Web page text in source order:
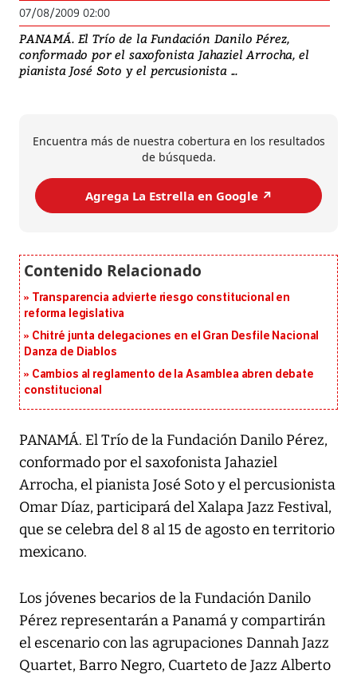
07/08/2009 02:00
PANAMÁ. El Trío de la Fundación Danilo Pérez,
conformado por el saxofonista Jahaziel Arrocha, el
pianista José Soto y el percusionista ...
Encuentra más de nuestra cobertura en los resultados
de búsqueda.
Agrega La Estrella en Google ↗️
Transparencia advierte riesgo constitucional en
reforma legislativa
Chitré junta delegaciones en el Gran Desfile Nacional
Danza de Diablos
Cambios al reglamento de la Asamblea abren debate
constitucional
PANAMÁ. El Trío de la Fundación Danilo Pérez,
conformado por el saxofonista Jahaziel
Arrocha, el pianista José Soto y el percusionista
Omar Díaz, participará del Xalapa Jazz Festival,
que se celebra del 8 al 15 de agosto en territorio
mexicano.
Los jóvenes becarios de la Fundación Danilo
Pérez representarán a Panamá y compartirán
el escenario con las agrupaciones Dannah Jazz
Quartet, Barro Negro, Cuarteto de Jazz Alberto